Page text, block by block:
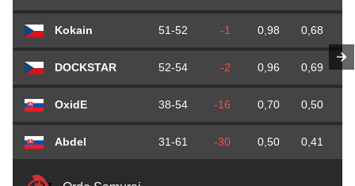
Kokain 51-52 -1 0,98 0,68
DOCKSTAR 52-54 -2 0,96 0,69
OxidE 38-54 -16 0,70 0,50
Abdel 31-61 -30 0,50 0,41